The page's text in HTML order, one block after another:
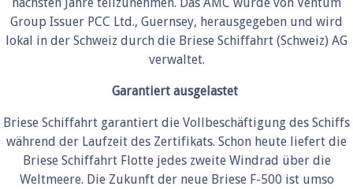
Group Issuer PCC Ltd., Guernsey, herausgegeben und wird
lokal in der Schweiz durch die Briese Schiffahrt (Schweiz) AG
verwaltet.
Garantiert ausgelastet
Briese Schiffahrt garantiert die Vollbeschäftigung des Schiffs
während der Laufzeit des Zertifikats. Schon heute liefert die
Briese Schiffahrt Flotte jedes zweite Windrad über die
Weltmeere. Die Zukunft der neue Briese F-500 ist umso